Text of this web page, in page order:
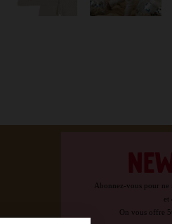
Abonnez-vous pour ne
et
On vous offre